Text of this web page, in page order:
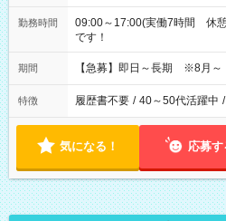
勤務時間
09:00～17:00(実働7時間 休
です！
期間 【急募】即日～長期 ※8月～
特徴 履歴書不要 / 40～50代活躍中 /
気になる！ 応募す